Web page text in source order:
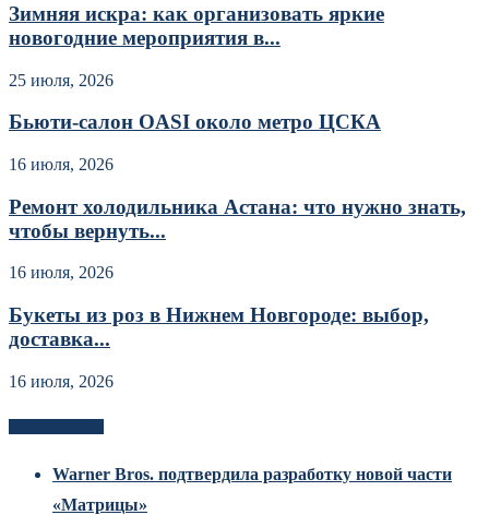
Зимняя искра: как организовать яркие
новогодние мероприятия в...
25 июля, 2026
Бьюти-салон OASI около метро ЦСКА
16 июля, 2026
Ремонт холодильника Астана: что нужно знать,
чтобы вернуть...
16 июля, 2026
Букеты из роз в Нижнем Новгороде: выбор,
доставка...
16 июля, 2026
Warner Bros. подтвердила разработку новой части
«Матрицы»